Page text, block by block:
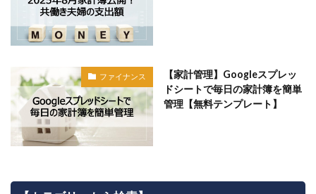
ファイナンス
【家計管理】Googleスプレッ
ドシートで毎日の家計簿を簡単
管理【無料テンプレート】